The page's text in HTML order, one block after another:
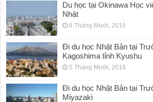
Du học tại Okinawa Học
Nhật
6 Tháng Mười, 2016
Đi du học Nhật Bản tại
Kagoshima tỉnh Kyushu
5 Tháng Mười, 2016
Đi du học Nhật Bản tại
Miyazaki